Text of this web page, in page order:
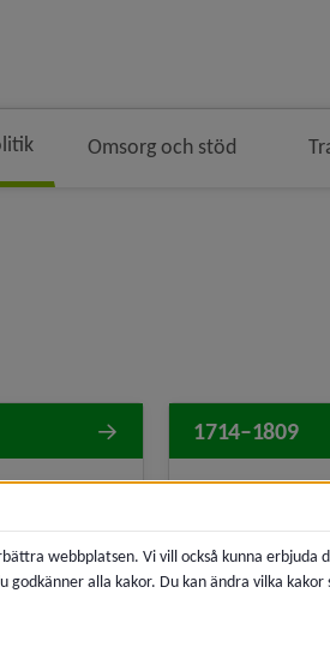
Omsorg och stöd
1588.
1714–1809
Umeå intas
trupper
talet. De sista
sker i
webbplatsen. Vi vill också kunna erbjuda
alla kakor. Du kan ändra vilka kakor